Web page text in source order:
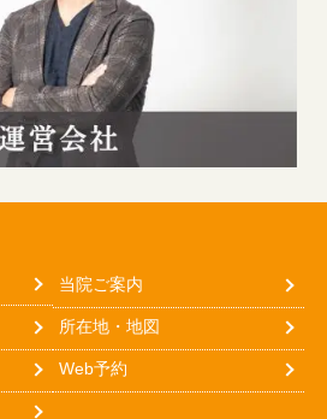
当院ご案内
所在地・地図
Web予約